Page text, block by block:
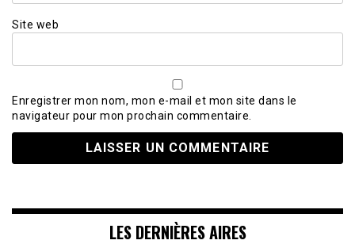
Site web
Enregistrer mon nom, mon e-mail et mon site dans le
navigateur pour mon prochain commentaire.
LES DERNIÈRES AIRES